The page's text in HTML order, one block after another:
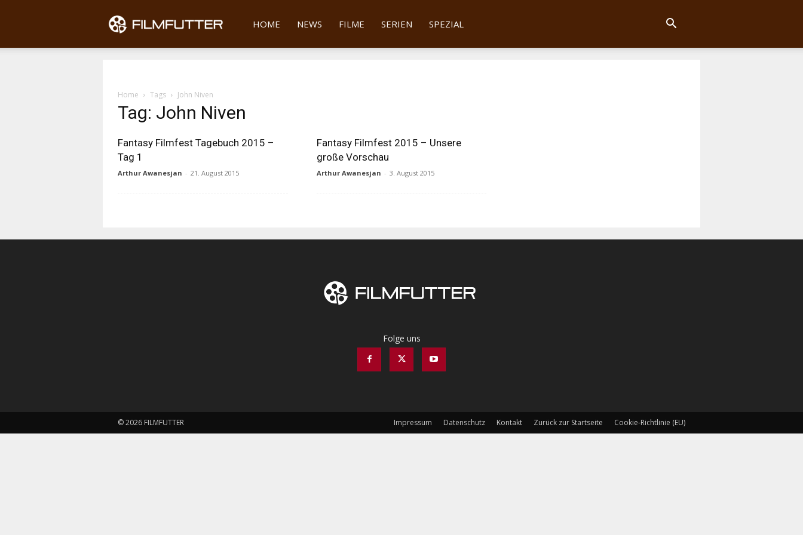
Filmfutter
HOME NEWS FILME SERIEN SPEZIAL
Home Tags John Niven
Tag: John Niven
Fantasy Filmfest Tagebuch 2015 –
Tag 1
Arthur Awanesjan - 21. August 2015
Fantasy Filmfest 2015 – Unsere
große Vorschau
Arthur Awanesjan - 3. August 2015
Folge uns
Impressum Datenschutz Kontakt Zurück zur Startseite Cookie-Richtlinie (EU)
© 2026 FILMFUTTER